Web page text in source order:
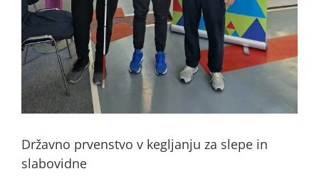
Državno prvenstvo v kegljanju za slepe in
slabovidne